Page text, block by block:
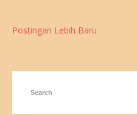
Postingan Lebih Baru